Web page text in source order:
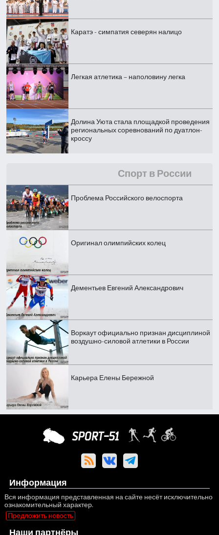
Каратэ - симпатия северян налицо
Легкая атлетика – наполовину легка
Долина Уюта стала площадкой проведения
региональных соревнований по дуатлон-
кроссу
Спорт в России
Проблема Российского велоспорта
Оригинал олимпийских колец
Дементьев Евгений Александрович
Воркаут официально признан дисциплиной
воздушно-силовой атлетики в России
Карьера Елены Бережной
Информация
Вся информация представленная на сайте несёт исключительно
ознакомительный характер.
Предложить новость
Наши партнёры